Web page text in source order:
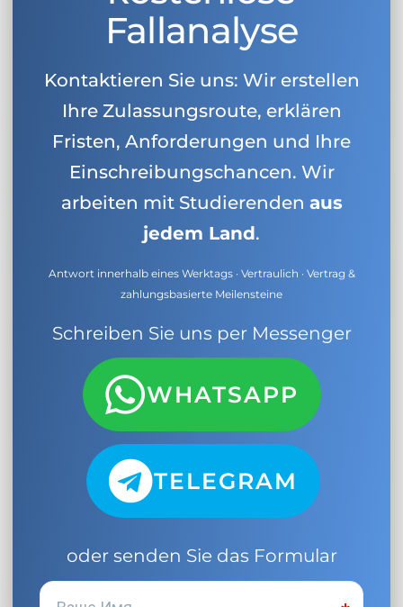
Fallanalyse
Kontaktieren Sie uns: Wir erstellen
Ihre Zulassungsroute, erklären
Fristen, Anforderungen und Ihre
Einschreibungschancen. Wir
arbeiten mit Studierenden aus
jedem Land.
Antwort innerhalb eines Werktags · Vertraulich · Vertrag &
zahlungsbasierte Meilensteine
Schreiben Sie uns per Messenger
WHATSAPP
TELEGRAM
oder senden Sie das Formular